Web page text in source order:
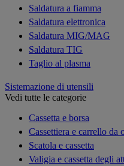
Saldatura a fiamma
Saldatura elettronica
Saldatura MIG/MAG
Saldatura TIG
Taglio al plasma
Sistemazione di utensili
Vedi tutte le categorie
Cassetta e borsa
Cassettiera e carrello da
Scatola e cassetta
Valigia e cassetta degli